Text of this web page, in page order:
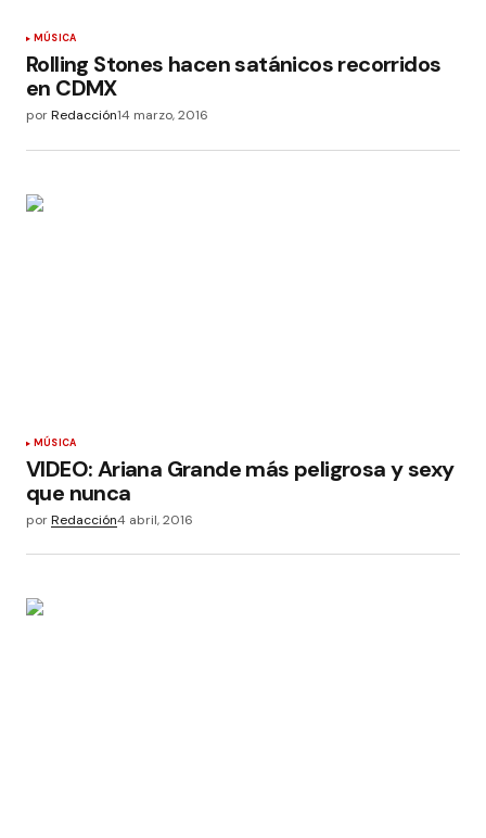
MÚSICA
Rolling Stones hacen satánicos recorridos
en CDMX
porRedacción14 marzo, 2016
MÚSICA
VIDEO: Ariana Grande más peligrosa y sexy
que nunca
porRedacción4 abril, 2016